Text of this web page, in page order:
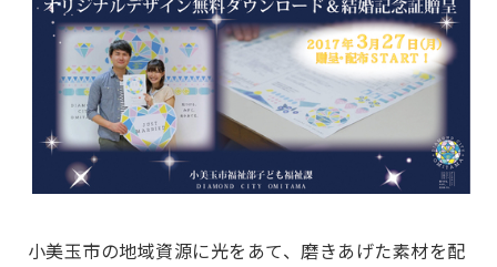
小美玉市の地域資源に光をあて、磨きあげた素材を配